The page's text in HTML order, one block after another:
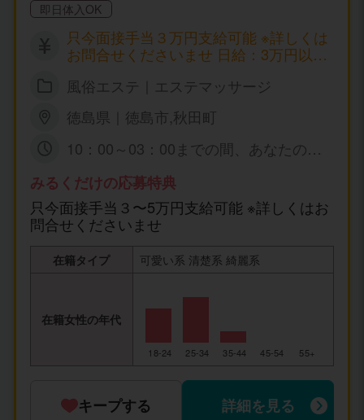
即日体入OK
只今面接手当３万円支給可能 ※詳しくは
お問合せくださいませ 日給：3万円以上
風俗エステ｜エステマッサージ
徳島県｜徳島市,秋田町
10：00～03：00までの間、あなたの可
すょ☆ 特に、規定はありません。
みるくだけの応募特典
只今面接手当３〜5万円支給可能 ※詳しくはお
問合せくださいませ
在籍タイプ 可愛い系 清楚系 綺麗系
在籍女性の年代
18-24 25-34 35-44 45-54 55+
キープする 詳細を見る